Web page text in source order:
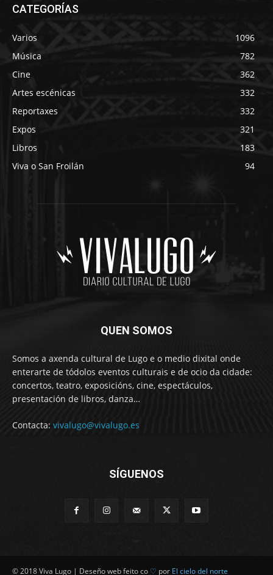
CATEGORÍAS
Varios
1096
Música
782
Cine
362
Artes escénicas
332
Reportaxes
332
Expos
321
Libros
183
Viva o San Froilán
94
QUEN SOMOS
Somos a axenda cultural de Lugo e o medio dixital onde
enterarte de tódolos eventos culturais e de ocio da cidade:
concertos, teatro, exposicións, cine, espectáculos,
presentación de libros, danza…
Contacta: vivalugo@vivalugo.es
SÍGUENOS
© 2018 Viva Lugo | Deseño web feito co ♡ por El cielo del norte